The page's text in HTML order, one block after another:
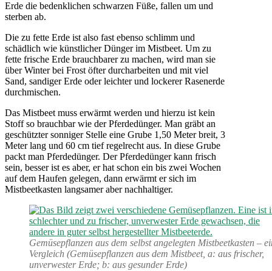
Erde die bedenklichen schwarzen Füße, fallen um und
sterben ab.
Die zu fette Erde ist also fast ebenso schlimm und
schädlich wie künstlicher Dünger im Mistbeet. Um zu
fette frische Erde brauchbarer zu machen, wird man sie
über Winter bei Frost öfter durcharbeiten und mit viel
Sand, sandiger Erde oder leichter und lockerer Rasenerde
durchmischen.
Das Mistbeet muss erwärmt werden und hierzu ist kein
Stoff so brauchbar wie der Pferdedünger. Man gräbt an
geschützter sonniger Stelle eine Grube 1,50 Meter breit, 3
Meter lang und 60 cm tief regelrecht aus. In diese Grube
packt man Pferdedünger. Der Pferdedünger kann frisch
sein, besser ist es aber, er hat schon ein bis zwei Wochen
auf dem Haufen gelegen, dann erwärmt er sich im
Mistbeetkasten langsamer aber nachhaltiger.
Gemüsepflanzen aus dem selbst angelegten Mistbeetkasten –
Vergleich (Gemüsepflanzen aus dem Mistbeet, a: aus frischer,
unverwester Erde; b: aus gesunder Erde)